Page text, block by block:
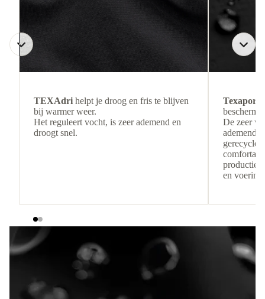
TEXAdri helpt je droog en fris te blijven
bij warmer weer.
Het reguleert vocht, is zeer ademend en
droogt snel.
Texapore
De zeer
ademende
en voering